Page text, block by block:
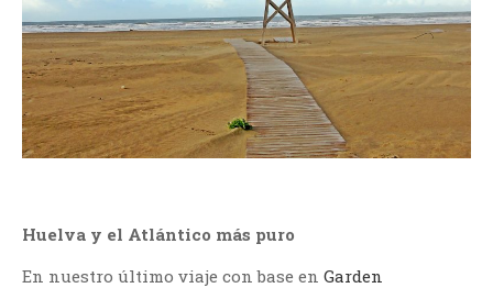
Huelva y el Atlántico más puro
En nuestro último viaje con base en Garden